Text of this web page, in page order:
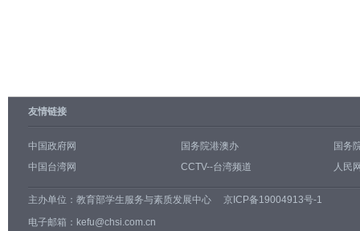
友情链接
中国政府网 国务院港澳办
国务
中国台湾网
CCTV--台湾频道 人民
主办单位： 教育部学生服务与素质发展中心
京ICP备19004913号-1
电子邮箱：kefu@chsi.com.cn